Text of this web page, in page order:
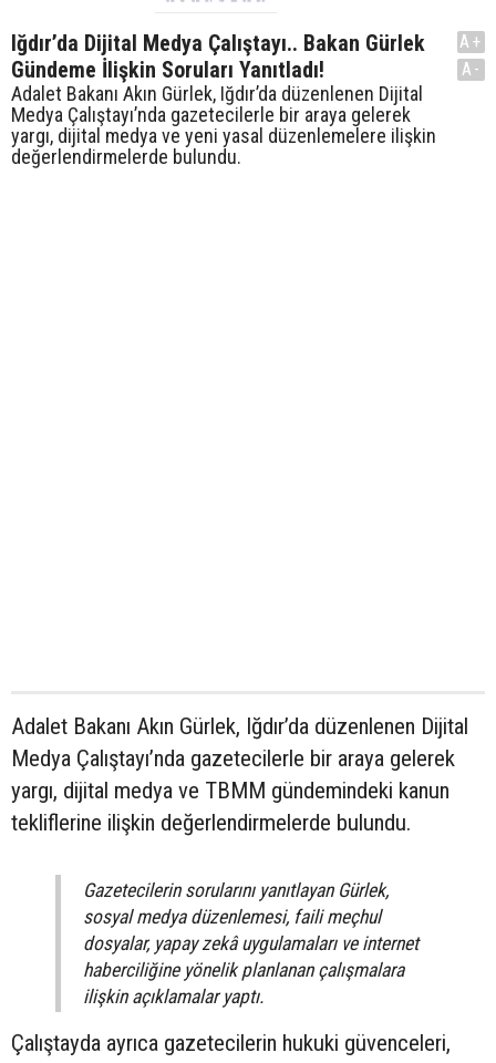
Iğdır’da Dijital Medya Çalıştayı.. Bakan Gürlek
Gündeme İlişkin Soruları Yanıtladı!
Adalet Bakanı Akın Gürlek, Iğdır’da düzenlenen Dijital
Medya Çalıştayı’nda gazetecilerle bir araya gelerek
yargı, dijital medya ve yeni yasal düzenlemelere ilişkin
değerlendirmelerde bulundu.
A+
A-
Adalet Bakanı Akın Gürlek, Iğdır’da düzenlenen Dijital
Medya Çalıştayı’nda gazetecilerle bir araya gelerek
yargı, dijital medya ve TBMM gündemindeki kanun
tekliflerine ilişkin değerlendirmelerde bulundu.
Gazetecilerin sorularını yanıtlayan Gürlek,
sosyal medya düzenlemesi, faili meçhul
dosyalar, yapay zekâ uygulamaları ve internet
haberciliğine yönelik planlanan çalışmalara
ilişkin açıklamalar yaptı.
Çalıştayda ayrıca gazetecilerin hukuki güvenceleri,